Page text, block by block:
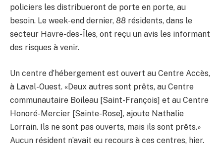
policiers les distribueront de porte en porte, au
besoin. Le week-end dernier, 88 résidents, dans le
secteur Havre-des-Îles, ont reçu un avis les informant
des risques à venir.
Un centre d’hébergement est ouvert au Centre Accès,
à Laval-Ouest. «Deux autres sont prêts, au Centre
communautaire Boileau [Saint-François] et au Centre
Honoré-Mercier [Sainte-Rose], ajoute Nathalie
Lorrain. Ils ne sont pas ouverts, mais ils sont prêts.»
Aucun résident n’avait eu recours à ces centres, hier.